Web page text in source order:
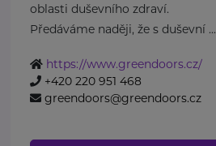
oblasti duševního zdraví.
Předáváme naději, že s duševní ...
https://www.greendoors.cz/
+420 220 951 468
greendoors@greendoors.cz